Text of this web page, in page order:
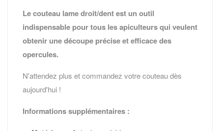
Le couteau lame droit/dent est un outil
indispensable pour tous les apiculteurs qui veulent
obtenir une découpe précise et efficace des
opercules.
N'attendez plus et commandez votre couteau dès
aujourd'hui !
Informations supplémentaires :